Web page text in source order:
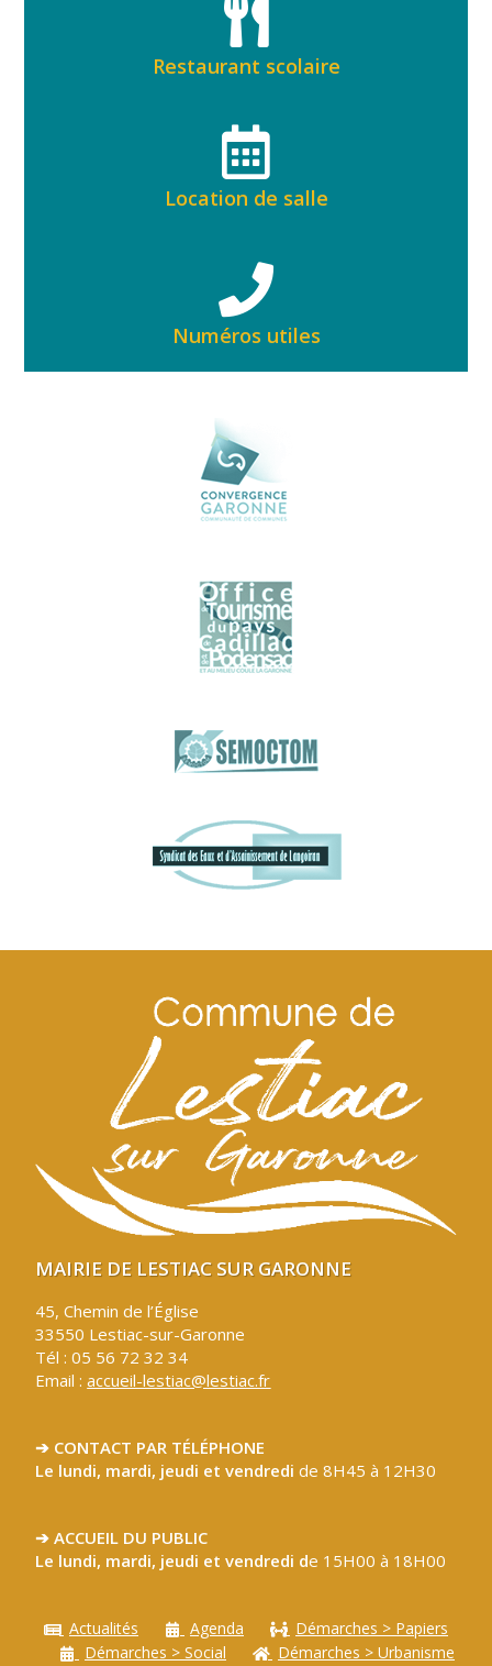
Restaurant scolaire
Location de salle
Numéros utiles
MAIRIE DE LESTIAC SUR GARONNE
45, Chemin de l’Église
33550 Lestiac-sur-Garonne
Tél : 05 56 72 32 34
Email :accueil-lestiac@lestiac.fr
➔ CONTACT PAR TÉLÉPHONE
Le lundi, mardi, jeudi et vendredide 8H45 à 12H30
➔ ACCUEIL DU PUBLIC
Le lundi, mardi, jeudi et vendredi de 15H00 à 18H00
Actualités Agenda
Démarches > Papiers
Démarches > Social
Démarches > Urbanisme